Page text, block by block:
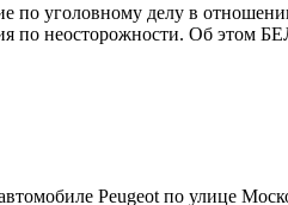
по уголовному делу в
по неосторожности. Об этом
Peugeot по улице